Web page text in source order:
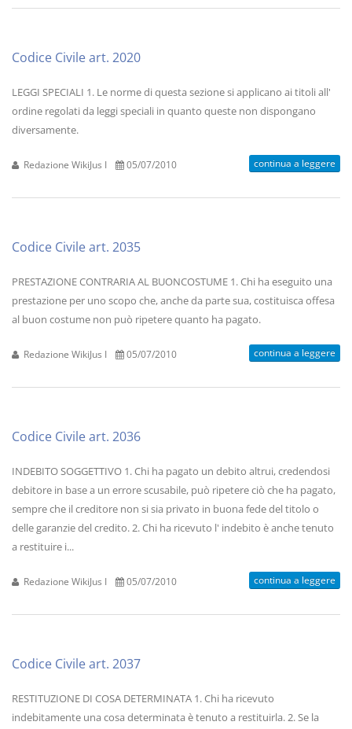
Codice Civile art. 2020
LEGGI SPECIALI 1. Le norme di questa sezione si applicano ai titoli all'
ordine regolati da leggi speciali in quanto queste non dispongano
diversamente.
Redazione WikiJus I 05/07/2010 continua a leggere
Codice Civile art. 2035
PRESTAZIONE CONTRARIA AL BUONCOSTUME 1. Chi ha eseguito una
prestazione per uno scopo che, anche da parte sua, costituisca offesa
al buon costume non può ripetere quanto ha pagato.
Redazione WikiJus I 05/07/2010 continua a leggere
Codice Civile art. 2036
INDEBITO SOGGETTIVO 1. Chi ha pagato un debito altrui, credendosi
debitore in base a un errore scusabile, può ripetere ciò che ha pagato,
sempre che il creditore non si sia privato in buona fede del titolo o
delle garanzie del credito. 2. Chi ha ricevuto l' indebito è anche tenuto
a restituire i...
Redazione WikiJus I 05/07/2010 continua a leggere
Codice Civile art. 2037
RESTITUZIONE DI COSA DETERMINATA 1. Chi ha ricevuto
indebitamente una cosa determinata è tenuto a restituirla. 2. Se la